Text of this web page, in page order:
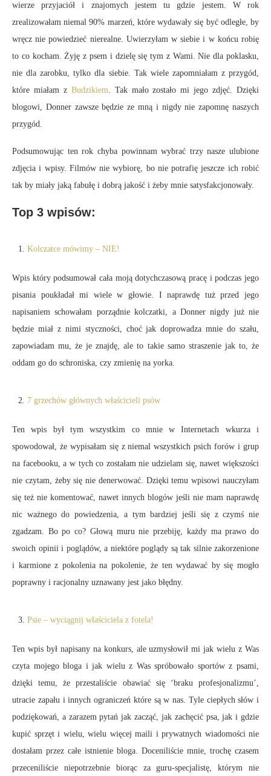
wierze przyjaciół i znajomych jestem tu gdzie jestem. W rok
zrealizowałam niemal 90% marzeń, które wydawały się być odległe, by
wręcz nie powiedzieć nierealne. Uwierzyłam w siebie i w końcu robię
to co kocham. Żyję z psem i dzielę się tym z Wami. Nie dla poklasku,
nie dla zarobku, tylko dla siebie. Tak wiele zapomniałam z przygód,
które miałam z Budzikiem. Tak mało zostało mi jego zdjęć. Dzięki
blogowi, Donner zawsze będzie ze mną i nigdy nie zapomnę naszych
przygód.
Podsumowując ten rok chyba powinnam wybrać trzy nasze ulubione
zdjęcia i wpisy. Filmów nie wybiorę, bo nie potrafię jeszcze ich robić
tak by miały jaką fabułę i dobrą jakość i żeby mnie satysfakcjonowały.
Top 3 wpisów:
Kolczatce mówimy – NIE!
Wpis który podsumował cała moją dotychczasową pracę i podczas jego
pisania poukładał mi wiele w głowie. I naprawdę tuż przed jego
napisaniem schowałam porządnie kolczatki, a Donner nigdy już nie
będzie miał z nimi styczności, choć jak doprowadza mnie do szału,
zapowiadam mu, że je znajdę, ale to takie samo straszenie jak to, że
oddam go do schroniska, czy zmienię na yorka.
7 grzechów głównych właścicieli psów
Ten wpis był tym wszystkim co mnie w Internetach wkurza i
spowodował, że wypisałam się z niemal wszystkich psich forów i grup
na facebooku, a w tych co zostałam nie udzielam się, nawet większości
nie czytam, żeby się nie denerwować. Dzięki temu wpisowi nauczyłam
się też nie komentować, nawet innych blogów jeśli nie mam naprawdę
nic ważnego do powiedzenia, a tym bardziej jeśli się z czymś nie
zgadzam. Bo po co? Głową muru nie przebiję, każdy ma prawo do
swoich opinii i poglądów, a niektóre poglądy są tak silnie zakorzenione
i karmione z pokolenia na pokolenie, że ten wydawać by się mogło
poprawny i racjonalny uznawany jest jako błędny.
Psie – wyciągnij właściciela z fotela!
Ten wpis był napisany na konkurs, ale uzmysłowił mi jak wielu z Was
czyta mojego bloga i jak wielu z Was spróbowało sportów z psami,
dzięki temu, że przestaliście obawiać się ‘braku profesjonalizmu’,
utracie zapału i innych ograniczeń które są w nas. Tyle ciepłych słów i
podziękowań, a zarazem pytań jak zacząć, jak zachęcić psa, jak i gdzie
kupić sprzęt i wielu, wielu więcej maili i prywatnych wiadomości nie
dostałam przez całe istnienie bloga. Doceniliście mnie, trochę czasem
przeceniliście niepotrzebnie biorąc za guru-specjalistę, którym nie